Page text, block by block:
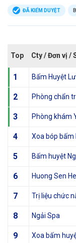
ĐÃ KIỂM DUYỆT
Top Cty / Đơn vị /
1 Bấm Huyệt
2 Phòng chẩn
3 Phòng khám
4 Xoa bóp bấm
5 Bấm huyệt
6 Huong Sen
7 Trị liệu chức
8 Ngải Spa
9 Xoa bấm